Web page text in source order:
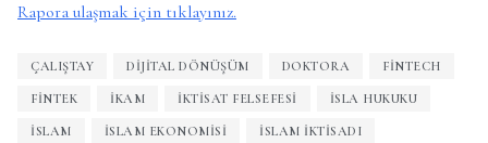
Rapora ulaşmak için tıklayınız.
ÇALIŞTAY DIJITAL DÖNÜŞÜM DOKTORA FINTECH
FINTEK IKAM İKTISAT FELSEFESI ISLA HUKUKU
İSLAM ISLAM EKONOMISI ISLAM IKTISADI